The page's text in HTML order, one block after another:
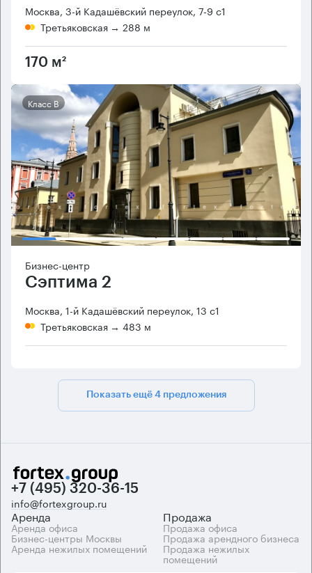
Москва, 3-й Кадашёвский переулок, 7-9 с1
Третьяковская → 288 м
170 м²
Класс B
Бизнес-центр
Сэптима 2
Москва, 1-й Кадашёвский переулок, 13 с1
Третьяковская → 483 м
Показать ещё 4 предложения
+7 (495) 320-36-15
info@fortexgroup.ru
Аренда
Аренда офиса
Бизнес-центры Москвы
Аренда нежилых помещений
Продажа
Продажа офиса
Продажа арендного бизнеса
Продажа нежилых
помещений